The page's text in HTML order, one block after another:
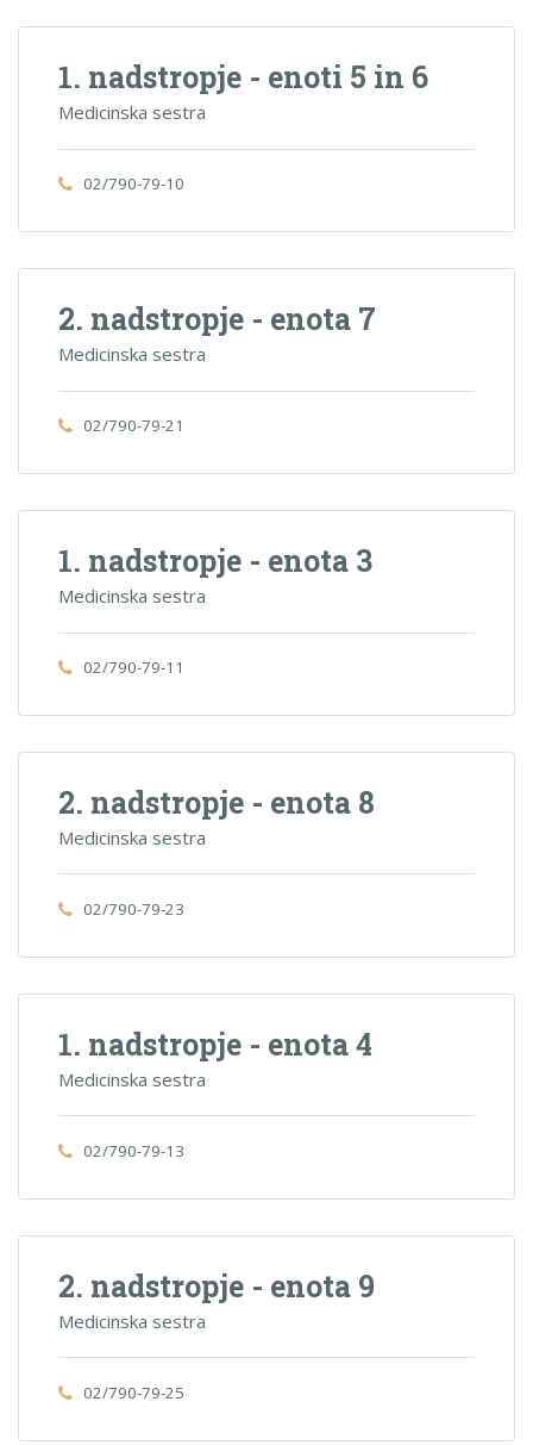
1. nadstropje - enoti 5 in 6
Medicinska sestra
02/790-79-10
2. nadstropje - enota 7
Medicinska sestra
02/790-79-21
1. nadstropje - enota 3
Medicinska sestra
02/790-79-11
2. nadstropje - enota 8
Medicinska sestra
02/790-79-23
1. nadstropje - enota 4
Medicinska sestra
02/790-79-13
2. nadstropje - enota 9
Medicinska sestra
02/790-79-25